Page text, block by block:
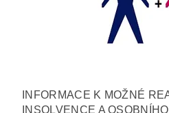
INFORMACE K MOŽNÉ
INSOLVENCE A